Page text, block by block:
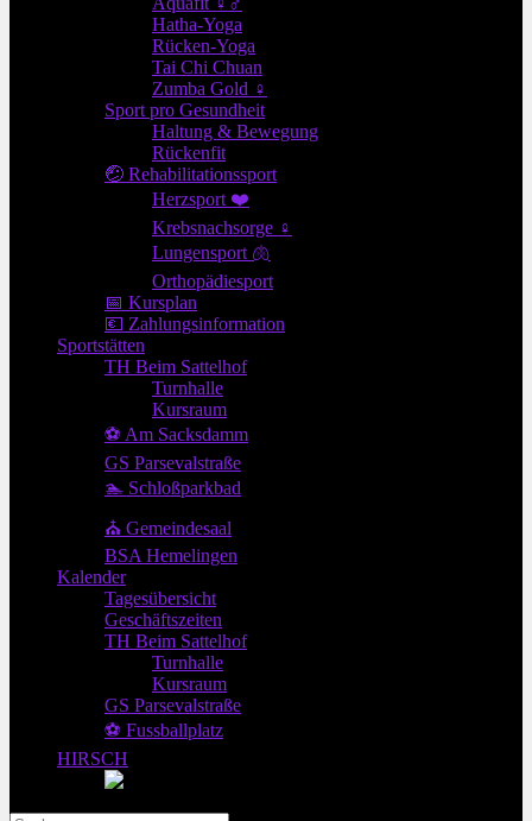
Hatha-Yoga
Rücken-Yoga
Tai Chi Chuan
Zumba Gold ♀
Sport pro Gesundheit
Haltung & Bewegung
Rückenfit
🤕 Rehabilitationssport
Herzsport ❤️
Krebsnachsorge ♀
Lungensport 🫁
Orthopädiesport
📅 Kursplan
💶 Zahlungsinformation
Sportstätten
TH Beim Sattelhof
Turnhalle
Kursraum
⚽ Am Sacksdamm
GS Parsevalstraße
🏊 Schloßparkbad
⛪ Gemeindesaal
BSA Hemelingen
Kalender
Tagesübersicht
Geschäftszeiten
TH Beim Sattelhof
Turnhalle
Kursraum
GS Parsevalstraße
⚽ Fussballplatz
HIRSCH